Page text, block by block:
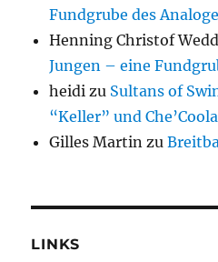
Fundgrube des
Henning Christof
Jungen – eine
heidi zu Sultans of
“Keller” und
Gilles Martin zu
LINKS